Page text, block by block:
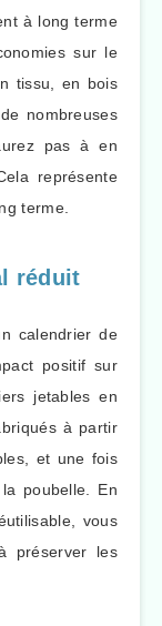
à long terme
sur le
tissu, en bois
nombreuses
pas à en
représente
terme.
réduit
calendrier de
positif sur
jetables en
à partir
et une fois
poubelle. En
vous
préserver les